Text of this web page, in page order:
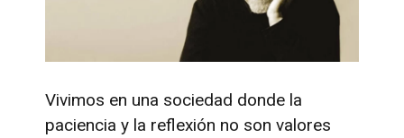
Vivimos en una sociedad donde la
paciencia y la reflexión no son valores